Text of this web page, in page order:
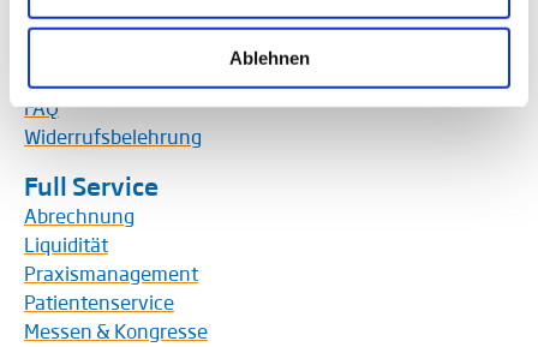
Ablehnen
Team
Downloads
FAQ
Widerrufsbelehrung
Full Service
Abrechnung
Liquidität
Praxismanagement
Patientenservice
Messen & Kongresse